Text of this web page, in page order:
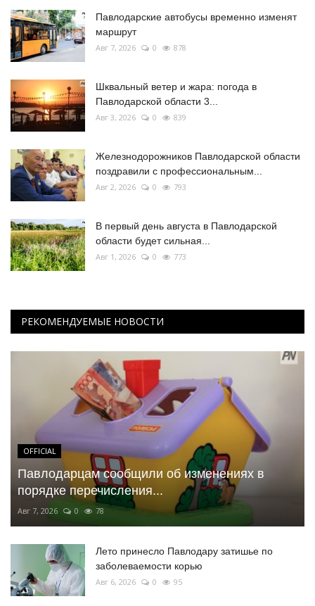
Павлодарские автобусы временно изменят
маршрут
Авг 7, 2026 0 878
Шквальный ветер и жара: погода в
Павлодарской области 3...
Авг 3, 2026 0 839
Железнодорожников Павлодарской области
поздравили с профессиональным...
Авг 2, 2026 0 793
В первый день августа в Павлодарской
области будет сильная...
Авг 1, 2026 0 773
РЕКОМЕНДУЕМЫЕ НОВОСТИ
OFFICIAL
Павлодарцам сообщили об изменениях в
порядке перечисления...
Авг 7, 2026 0 78
Лето принесло Павлодару затишье по
заболеваемости корью
Авг 6, 2026 0 95